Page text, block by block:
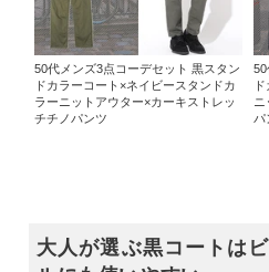
50代メンズ3点コーデセット 黒スタン
ドカラーコート×ネイビースタンドカ
ラーニットアウター×カーキストレッ
チチノパンツ
50
パ
大人が選ぶ黒コートは